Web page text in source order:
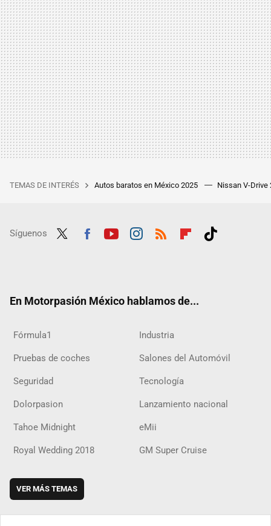
TEMAS DE INTERÉS Autos baratos en México 2025 Nissan V-Drive
Síguenos
En Motorpasión México hablamos de...
Fórmula1 Industria
Pruebas de coches Salones del Automóvil
Seguridad Tecnología
Dolorpasion Lanzamiento nacional
Tahoe Midnight eMii
Royal Wedding 2018 GM Super Cruise
VER MÁS TEMAS